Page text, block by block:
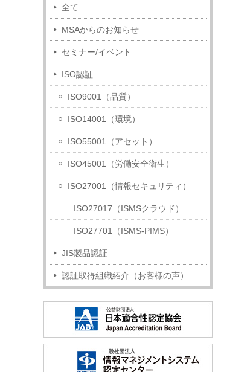
全て
MSAからのお知らせ
セミナー/イベント
ISO認証
ISO9001（品質）
ISO14001（環境）
ISO55001（アセット）
ISO45001（労働安全衛生）
ISO27001（情報セキュリティ）
ISO27017（ISMSクラウド）
ISO27701（ISMS-PIMS）
JIS製品認証
認証取得組織紹介（お客様の声）